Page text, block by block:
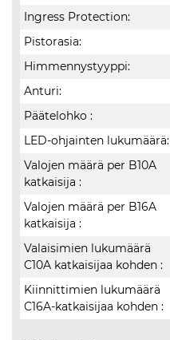
Ingress Protection:
Pistorasia:
Himmennystyyppi:
Anturi:
Päätelohko :
LED-ohjainten lukumäärä:
Valojen määrä per B10A
katkaisija :
Valojen määrä per B16A
katkaisija :
Valaisimien lukumäärä
C10A katkaisijaa kohden :
Kiinnittimien lukumäärä
C16A-katkaisijaa kohden :